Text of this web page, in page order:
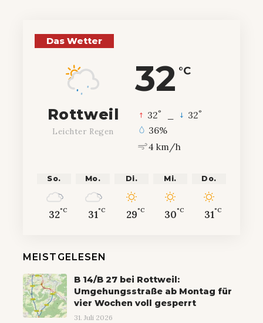
Das Wetter
32 °C
Rottweil
Leichter Regen
32° 32°
36%
4 km/h
So.
32°C
Mo.
31°C
Di.
29°C
Mi.
30°C
Do.
31°C
MEISTGELESEN
B 14/B 27 bei Rottweil:
Umgehungsstraße ab Montag für
vier Wochen voll gesperrt
31. Juli 2026